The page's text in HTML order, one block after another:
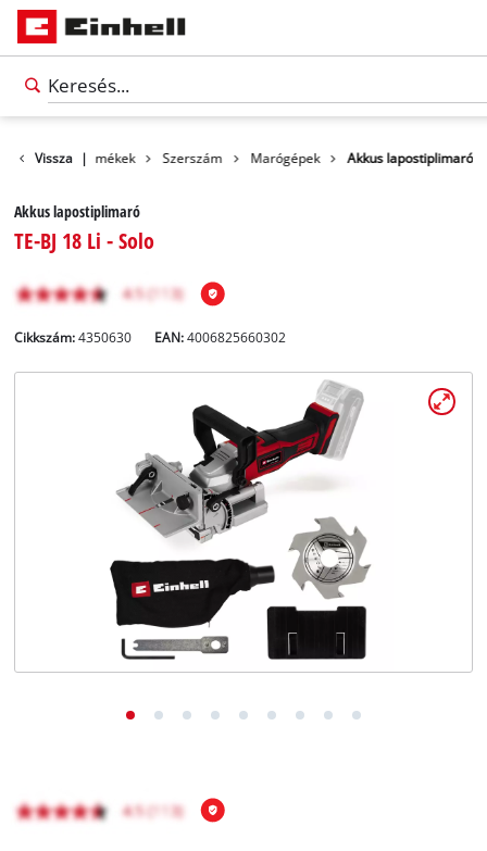
Vissza |Termékek Szerszám Marógépek Akkus lapostiplimaró
Akkus lapostiplimaró
TE-BJ 18 Li - Solo
Cikkszám: 4350630 EAN:4006825660302